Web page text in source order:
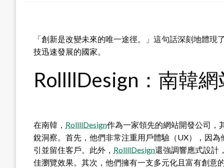
「創新是改變未來的唯一途徑。」這句話深刻地體現
技迅速發展的國家。
RollllDesign：南韓
在南韓， RollllDesign作為一家領先的網站開發公司，
銳洞察。首先，他們非常注重用戶體驗（UX），因
引並留住客戶。此外， RollllDesign還強調響應式設計
佳瀏覽效果。其次，他們擁有一支多元化且富有創意